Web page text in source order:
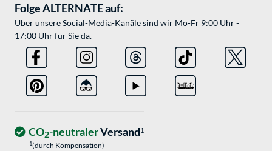
Folge ALTERNATE auf:
Über unsere Social-Media-Kanäle sind wir Mo-Fr 9:00 Uhr -
17:00 Uhr für Sie da.
CO2-neutralerVersand1
1(durch Kompensation)